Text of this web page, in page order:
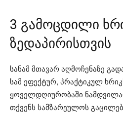
3 გამოცდილი
ზედაპირისთვის
სანამ მთავარ აღმოჩენაზე
სამ ეფექტურ, პრაქტიკულ
ყოველდღიურობაში
თქვენს სამზარეულოს